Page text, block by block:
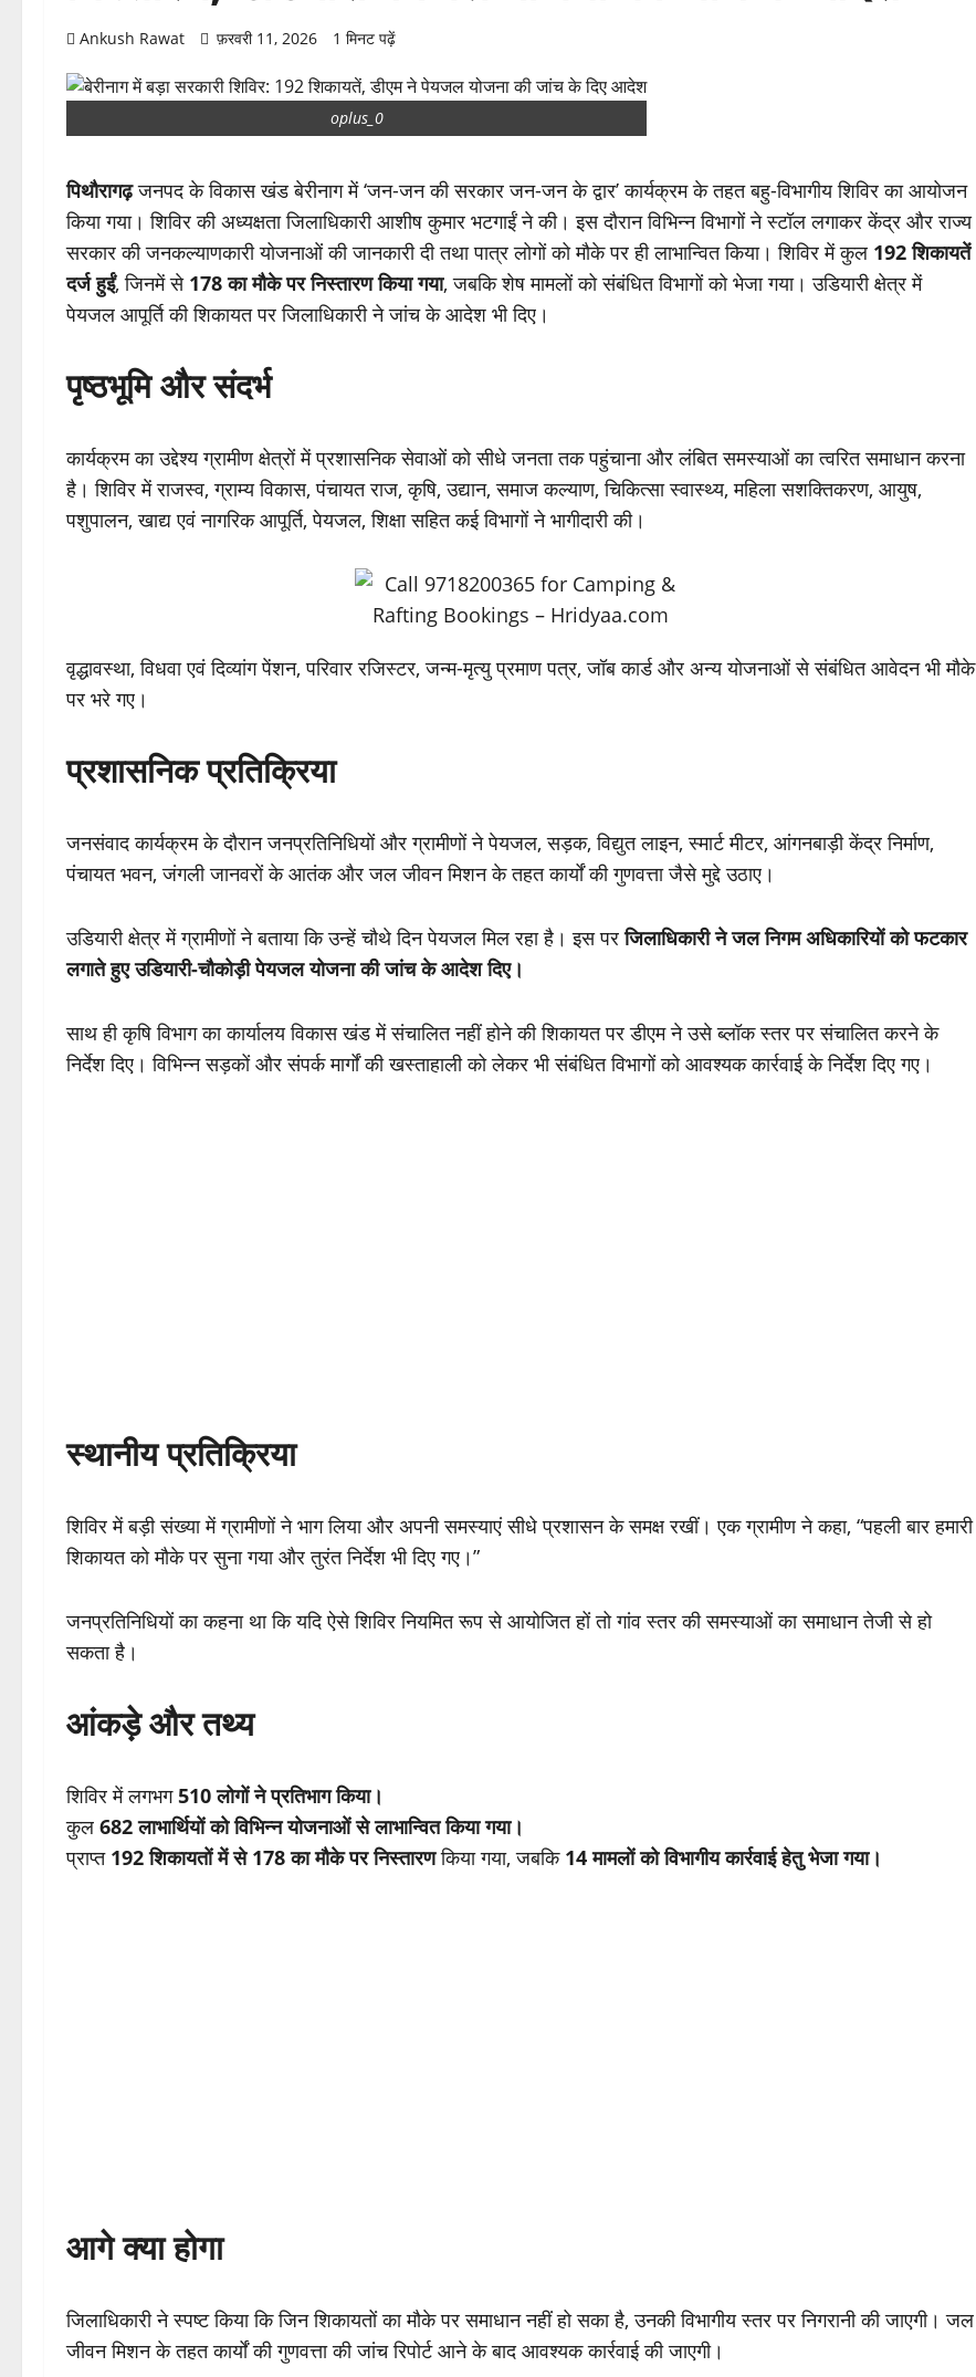
Ankush Rawat फ़रवरी 11, 2026 1 मिनट पढ़ें
oplus_0
पिथौरागढ़जनपद के विकास खंड बेरीनाग में ‘जन-जन की सरकार जन-जन के द्वार’ कार्यक्रम के तहत बहु-विभागीय शिविर का आयोजन
किया गया। शिविर की अध्यक्षता जिलाधिकारी आशीष कुमार भटगाईं ने की। इस दौरान विभिन्न विभागों ने स्टॉल लगाकर केंद्र और राज्य
सरकार की जनकल्याणकारी योजनाओं की जानकारी दी तथा पात्र लोगों को मौके पर ही लाभान्वित किया। शिविर में कुल 192 शिकायतें
दर्ज हुईं, जिनमें से 178 का मौके पर निस्तारण किया गया, जबकि शेष मामलों को संबंधित विभागों को भेजा गया। उडियारी क्षेत्र में
पेयजल आपूर्ति की शिकायत पर जिलाधिकारी ने जांच के आदेश भी दिए।
पृष्ठभूमि और संदर्भ
कार्यक्रम का उद्देश्य ग्रामीण क्षेत्रों में प्रशासनिक सेवाओं को सीधे जनता तक पहुंचाना और लंबित समस्याओं का त्वरित समाधान करना
है। शिविर में राजस्व, ग्राम्य विकास, पंचायत राज, कृषि, उद्यान, समाज कल्याण, चिकित्सा स्वास्थ्य, महिला सशक्तिकरण, आयुष,
पशुपालन, खाद्य एवं नागरिक आपूर्ति, पेयजल, शिक्षा सहित कई विभागों ने भागीदारी की।
वृद्धावस्था, विधवा एवं दिव्यांग पेंशन, परिवार रजिस्टर, जन्म-मृत्यु प्रमाण पत्र, जॉब कार्ड और अन्य योजनाओं से संबंधित आवेदन भी मौके
पर भरे गए।
प्रशासनिक प्रतिक्रिया
जनसंवाद कार्यक्रम के दौरान जनप्रतिनिधियों और ग्रामीणों ने पेयजल, सड़क, विद्युत लाइन, स्मार्ट मीटर, आंगनबाड़ी केंद्र निर्माण,
पंचायत भवन, जंगली जानवरों के आतंक और जल जीवन मिशन के तहत कार्यों की गुणवत्ता जैसे मुद्दे उठाए।
उडियारी क्षेत्र में ग्रामीणों ने बताया कि उन्हें चौथे दिन पेयजल मिल रहा है। इस परजिलाधिकारी ने जल निगम अधिकारियों को फटकार
लगाते हुए उडियारी-चौकोड़ी पेयजल योजना की जांच के आदेश दिए।
साथ ही कृषि विभाग का कार्यालय विकास खंड में संचालित नहीं होने की शिकायत पर डीएम ने उसे ब्लॉक स्तर पर संचालित करने के
निर्देश दिए। विभिन्न सड़कों और संपर्क मार्गों की खस्ताहाली को लेकर भी संबंधित विभागों को आवश्यक कार्रवाई के निर्देश दिए गए।
स्थानीय प्रतिक्रिया
शिविर में बड़ी संख्या में ग्रामीणों ने भाग लिया और अपनी समस्याएं सीधे प्रशासन के समक्ष रखीं। एक ग्रामीण ने कहा, “पहली बार हमारी
शिकायत को मौके पर सुना गया और तुरंत निर्देश भी दिए गए।”
जनप्रतिनिधियों का कहना था कि यदि ऐसे शिविर नियमित रूप से आयोजित हों तो गांव स्तर की समस्याओं का समाधान तेजी से हो
सकता है।
आंकड़े और तथ्य
शिविर में लगभग510 लोगों ने प्रतिभाग किया।
कुल 682 लाभार्थियों को विभिन्न योजनाओं से लाभान्वित किया गया।
प्राप्त 192 शिकायतों में से 178 का मौके पर निस्तारणकिया गया, जबकि 14 मामलों को विभागीय कार्रवाई हेतु भेजा गया।
आगे क्या होगा
जिलाधिकारी ने स्पष्ट किया कि जिन शिकायतों का मौके पर समाधान नहीं हो सका है, उनकी विभागीय स्तर पर निगरानी की जाएगी। जल
जीवन मिशन के तहत कार्यों की गुणवत्ता की जांच रिपोर्ट आने के बाद आवश्यक कार्रवाई की जाएगी।